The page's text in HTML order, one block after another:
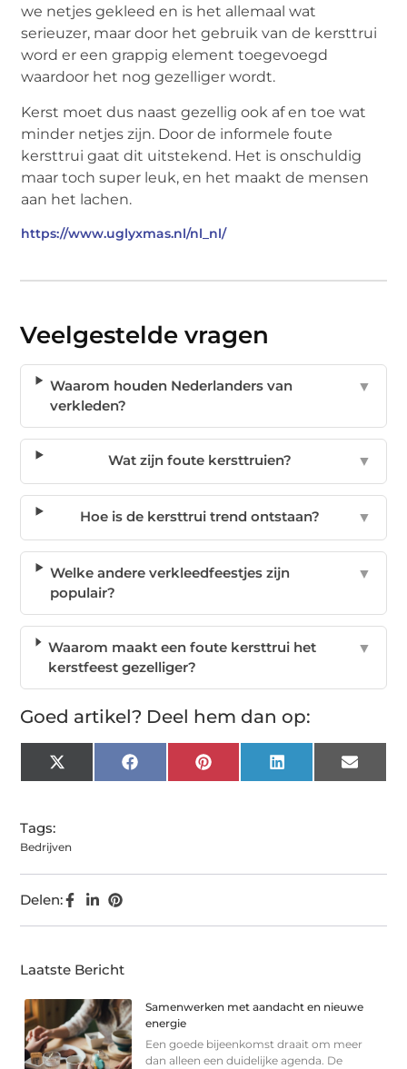
we netjes gekleed en is het allemaal wat
serieuzer, maar door het gebruik van de kersttrui
word er een grappig element toegevoegd
waardoor het nog gezelliger wordt.
Kerst moet dus naast gezellig ook af en toe wat
minder netjes zijn. Door de informele foute
kersttrui gaat dit uitstekend. Het is onschuldig
maar toch super leuk, en het maakt de mensen
aan het lachen.
https://www.uglyxmas.nl/nl_nl/
Veelgestelde vragen
Waarom houden Nederlanders van
verkleden?
▼
Wat zijn foute kersttruien? ▼
Hoe is de kersttrui trend ontstaan? ▼
Welke andere verkleedfeestjes zijn
populair?
▼
Waarom maakt een foute kersttrui het
kerstfeest gezelliger?
▼
Goed artikel? Deel hem dan op:
X
(Twitter)
FacebookPinterest LinkedIn Email
Tags:
Bedrijven
Delen:
Laatste Bericht
Samenwerken met aandacht en nieuwe
energie
Een goede bijeenkomst draait om meer
dan alleen een duidelijke agenda. De